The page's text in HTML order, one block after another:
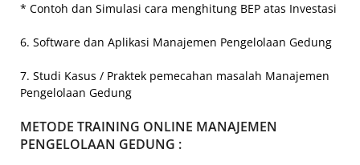
* Contoh dan Simulasi cara menghitung BEP atas Investasi
6. Software dan Aplikasi Manajemen Pengelolaan Gedung
7. Studi Kasus / Praktek pemecahan masalah Manajemen
Pengelolaan Gedung
METODE TRAINING ONLINE MANAJEMEN
PENGELOLAAN GEDUNG :